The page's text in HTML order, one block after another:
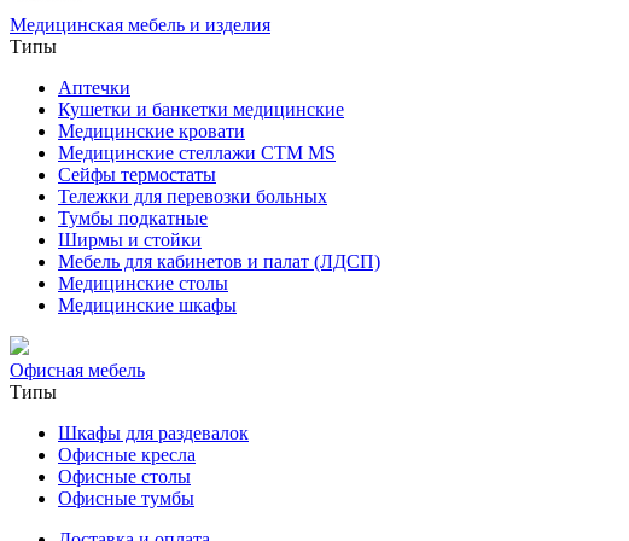
Медицинская мебель и изделия
Типы
Аптечки
Кушетки и банкетки медицинские
Медицинские кровати
Медицинские стеллажи CTM MS
Сейфы термостаты
Тележки для перевозки больных
Тумбы подкатные
Ширмы и стойки
Мебель для кабинетов и палат (ЛДСП)
Медицинские столы
Медицинские шкафы
Офисная мебель
Типы
Шкафы для раздевалок
Офисные кресла
Офисные столы
Офисные тумбы